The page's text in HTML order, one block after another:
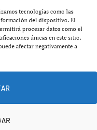
tecnologías como las
del dispositivo. El
procesar datos como el
únicas en este sitio.
afectar negativamente a